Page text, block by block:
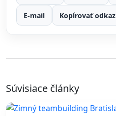
E-mail Kopírovať odkaz
Súvisiace články